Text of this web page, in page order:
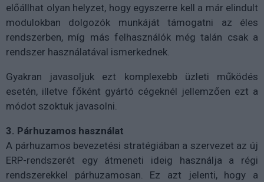
előállhat olyan helyzet, hogy egyszerre kell a már elindult
modulokban dolgozók munkáját támogatni az éles
rendszerben, míg más felhasználók még talán csak a
rendszer használatával ismerkednek.
Gyakran javasoljuk ezt komplexebb üzleti működés
esetén, illetve főként gyártó cégeknél jellemzően ezt a
módot szoktuk javasolni.
3. Párhuzamos használat
A párhuzamos bevezetési stratégiában a szervezet az új
ERP-rendszerét egy átmeneti ideig használja a régi
rendszerekkel párhuzamosan. Ez azt jelenti, hogy a